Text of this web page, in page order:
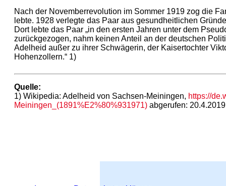
Nach der Novemberrevolution im Sommer 1919 zog die
lebte. 1928 verlegte das Paar aus gesundheitlichen
Dort lebte das Paar „in den ersten Jahren unter dem
zurückgezogen, nahm keinen Anteil an der deutschen
Adelheid außer zu ihrer Schwägerin, der Kaisertochter
Hohenzollern.“ 1)
Quelle:
1) Wikipedia: Adelheid von Sachsen-Meiningen, https://
Meiningen_(1891%E2%80%931971) abgerufen: